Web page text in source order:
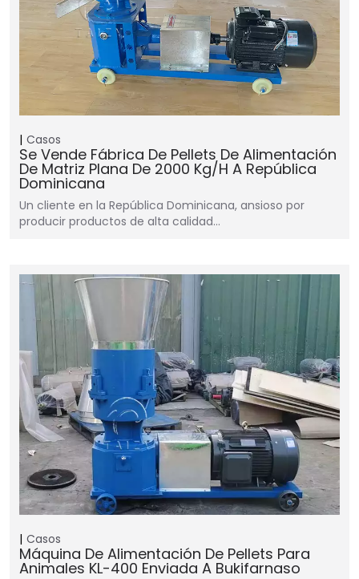
Casos
Se Vende Fábrica De Pellets De Alimentación
De Matriz Plana De 2000 Kg/h A República
Dominicana
Un cliente en la República Dominicana, ansioso por
producir productos de alta calidad…
Casos
Máquina De Alimentación De Pellets Para
Animales KL-400 Enviada A Bukifarnaso